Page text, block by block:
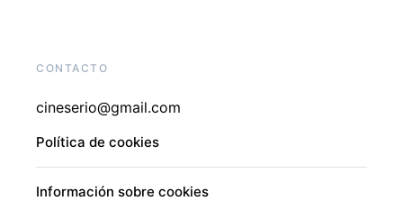
CONTACTO
cineserio@gmail.com
Política de cookies
Información sobre cookies